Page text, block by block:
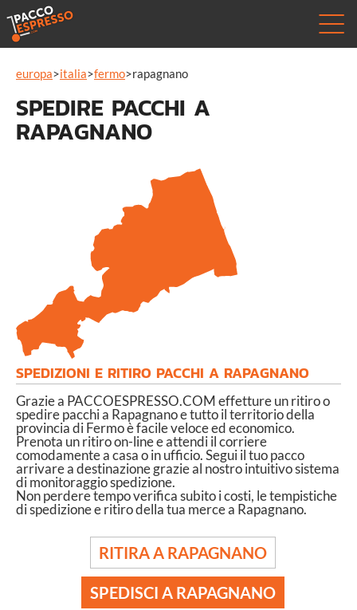
europa>italia>fermo>rapagnano
SPEDIRE PACCHI A
RAPAGNANO
SPEDIZIONI E RITIRO PACCHI A RAPAGNANO
Grazie a PACCOESPRESSO.COM effetture un ritiro o
spedire pacchi a Rapagnano e tutto il territorio della
provincia di Fermo è facile veloce ed economico.
Prenota un ritiro on-line e attendi il corriere
comodamente a casa o in ufficio. Segui il tuo pacco
arrivare a destinazione grazie al nostro intuitivo sistema
di monitoraggio spedizione.
Non perdere tempo verifica subito i costi, le tempistiche
di spedizione e ritiro della tua merce a Rapagnano.
RITIRA A RAPAGNANO
SPEDISCI A RAPAGNANO